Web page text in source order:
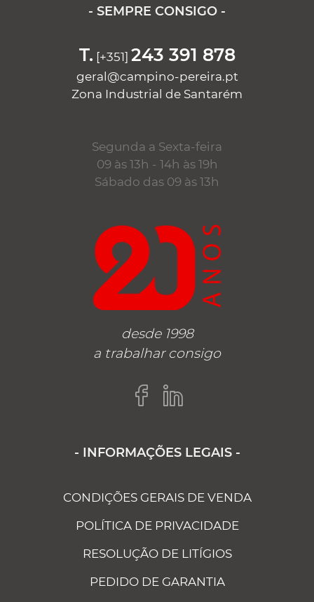
- SEMPRE CONSIGO -
T. [+351] 243 391 878
geral@campino-pereira.pt
Zona Industrial de Santarém
Segunda a Sexta-feira
09 às 13h - 14h às 19h
Sábado das 09 às 13h
desde 1998
a trabalhar consigo
- INFORMAÇÕES LEGAIS -
CONDIÇÕES GERAIS DE VENDA
POLÍTICA DE PRIVACIDADE
RESOLUÇÃO DE LITÍGIOS
PEDIDO DE GARANTIA